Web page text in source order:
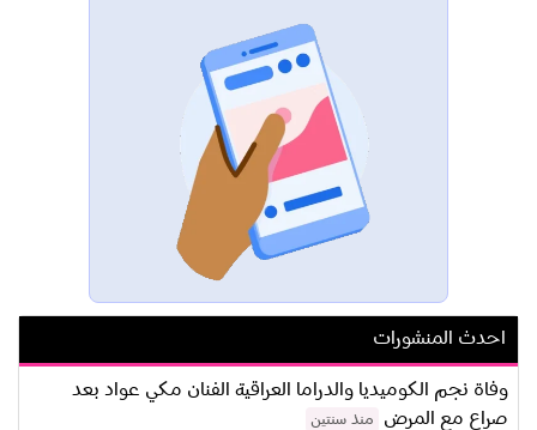
احدث المنشورات
وفاة نجم الكوميديا والدراما العراقية الفنان مكي عواد بعد
صراع مع المرض
منذ سنتين